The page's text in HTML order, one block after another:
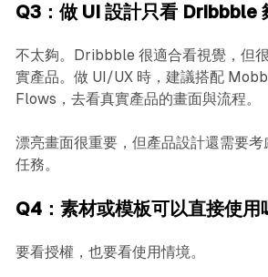
Q3：做 UI 設計只看 Dribbble
不太夠。Dribbble 很適合看視覺，但
實產品。做 UI/UX 時，建議搭配
Flows，去看真實產品的畫面與流程。
漂亮畫面很重要，但產品設計還需要
任務。
Q4：素材或模板可以直接使用
要看授權，也要看使用情境。